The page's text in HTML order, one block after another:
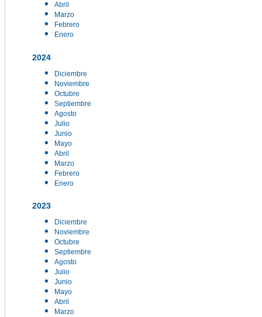
Abril
Marzo
Febrero
Enero
2024
Diciembre
Noviembre
Octubre
Septiembre
Agosto
Julio
Junio
Mayo
Abril
Marzo
Febrero
Enero
2023
Diciembre
Noviembre
Octubre
Septiembre
Agosto
Julio
Junio
Mayo
Abril
Marzo